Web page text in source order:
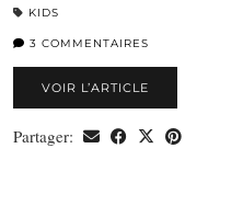
KIDS
3 COMMENTAIRES
VOIR L’ARTICLE
Partager: